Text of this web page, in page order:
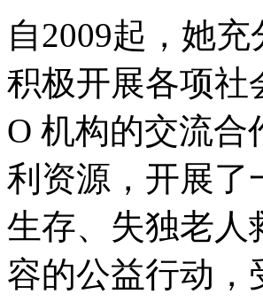
自2009起，她
积极开展各项社
O 机构的交流
利资源，开展了
生存、失独老人
容的公益行动，